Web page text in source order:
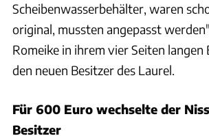
Scheibenwasserbehälter, waren
original, mussten angepasst
Romeike in ihrem vier Seiten langen
den neuen Besitzer des Laurel.
Für 600 Euro wechselte der
Besitzer